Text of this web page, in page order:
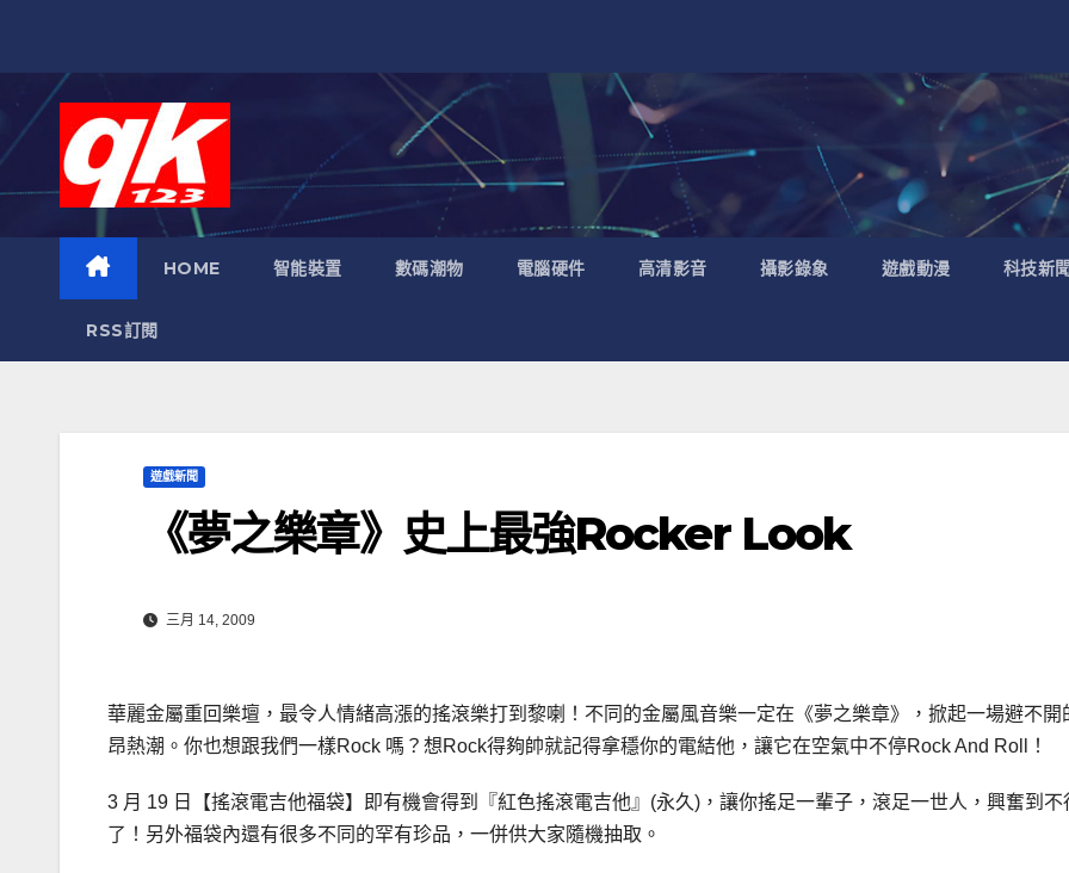
HOME 智能裝置 數碼潮物 電腦硬件 高清影音 攝影錄象 遊戲動漫 科技新
RSS訂閱
遊戲新聞
《夢之樂章》史上最強Rocker Look
三月 14, 2009
華麗金屬重回樂壇，最令人情緒高漲的搖滾樂打到黎喇！不同的金屬風音樂一定在《夢之樂章》，掀起一場避不開
昂熱潮。你也想跟我們一樣Rock 嗎？想Rock得夠帥就記得拿穩你的電結他，讓它在空氣中不停Rock And Roll！
3 月 19 日【搖滾電吉他福袋】即有機會得到『紅色搖滾電吉他』(永久)，讓你搖足一輩子，滾足一世人，興奮到不
了！另外福袋內還有很多不同的罕有珍品，一併供大家隨機抽取。